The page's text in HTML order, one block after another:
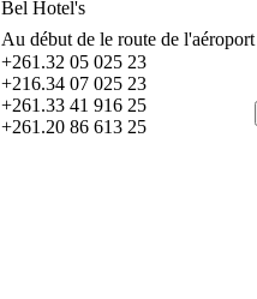
Bel Hotel's
Au début de le route de l'aéroport
+261.32 05 025 23
+216.34 07 025 23
+261.33 41 916 25
+261.20 86 613 25